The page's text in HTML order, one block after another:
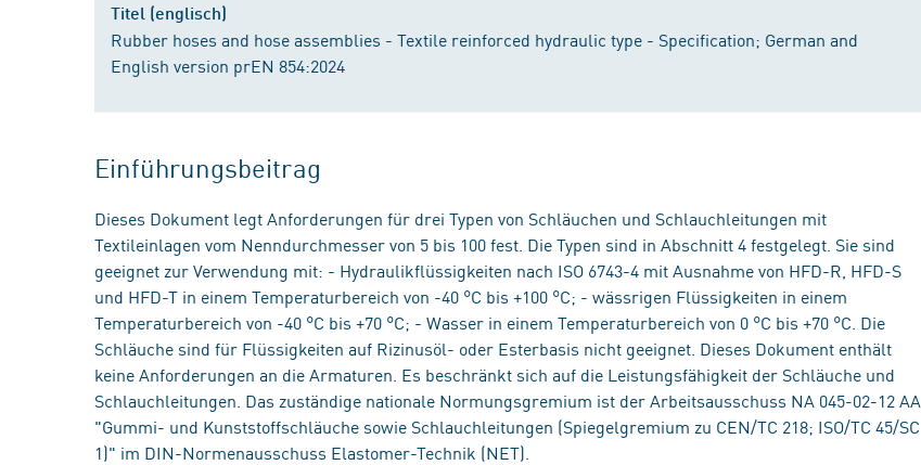
Titel (englisch)
Rubber hoses and hose assemblies - Textile reinforced hydraulic type - Specification; German and
English version prEN 854:2024
Einführungsbeitrag
Dieses Dokument legt Anforderungen für drei Typen von Schläuchen und Schlauchleitungen mit
Textileinlagen vom Nenndurchmesser von 5 bis 100 fest. Die Typen sind in Abschnitt 4 festgelegt. Sie sind
geeignet zur Verwendung mit: - Hydraulikflüssigkeiten nach ISO 6743-4 mit Ausnahme von HFD-R, HFD-S
und HFD-T in einem Temperaturbereich von -40 °C bis +100 °C; - wässrigen Flüssigkeiten in einem
Temperaturbereich von -40 °C bis +70 °C; - Wasser in einem Temperaturbereich von 0 °C bis +70 °C. Die
Schläuche sind für Flüssigkeiten auf Rizinusöl- oder Esterbasis nicht geeignet. Dieses Dokument enthält
keine Anforderungen an die Armaturen. Es beschränkt sich auf die Leistungsfähigkeit der Schläuche und
Schlauchleitungen. Das zuständige nationale Normungsgremium ist der Arbeitsausschuss NA 045-02-12 AA
"Gummi- und Kunststoffschläuche sowie Schlauchleitungen (Spiegelgremium zu CEN/TC 218; ISO/TC 45/SC
1)" im DIN-Normenausschuss Elastomer-Technik (NET).